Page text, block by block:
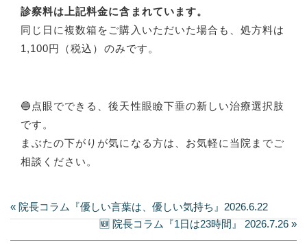
診察料は上記料金に含まれています。
同じ日に複数箱をご購入いただいた場合も、処方料は
1,100円（税込）のみです。
🔵点眼でできる、後天性眼瞼下垂の新しい治療選択肢
です。
まぶたの下がりが気になる方は、お気軽に当院までご
相談ください。
« 院長コラム『優しい言葉は、優しい気持ち』2026.6.22
🆕 院長コラム『1日は23時間』 2026.7.26 »